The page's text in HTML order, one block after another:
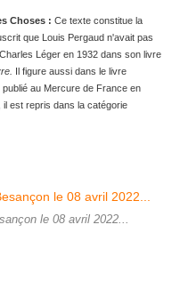
Choses : Ce texte constitue la
que Louis Pergaud n'avait pas
Léger en 1932 dans son livre
Il figure aussi dans le livre
publié au Mercure de France en
est repris dans la catégorie
le 08 avril 2022...